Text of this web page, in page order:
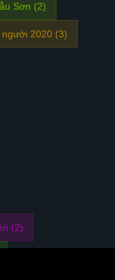
Sơn (2)
người 2020 (3)
(2)